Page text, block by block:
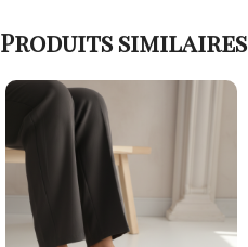
Produits similaires